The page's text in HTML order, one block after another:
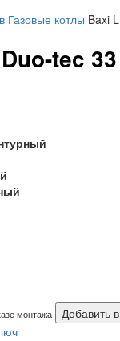
Газовые котлы Baxi
tec 33
монтажа Добавить